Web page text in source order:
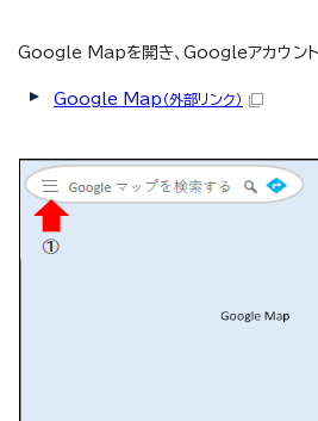
Google Mapを開き、Googleアカウント
Google Map （外部リンク）